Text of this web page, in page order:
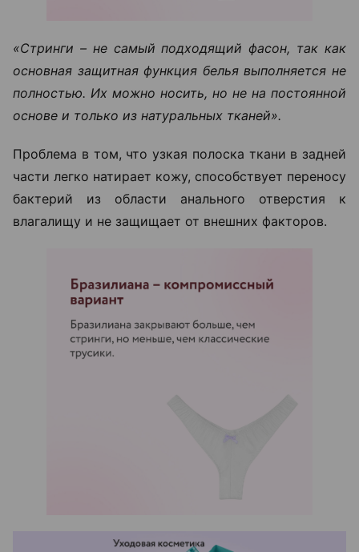
«Стринги – не самый подходящий фасон, так как
основная защитная функция белья выполняется не
полностью. Их можно носить, но не на постоянной
основе и только из натуральных тканей».
Проблема в том, что узкая полоска ткани в задней
части легко натирает кожу, способствует переносу
бактерий из области анального отверстия к
влагалищу и не защищает от внешних факторов.